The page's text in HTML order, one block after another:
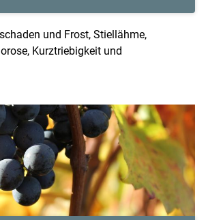
und Frost, Stiellähme,
Kurztriebigkeit und